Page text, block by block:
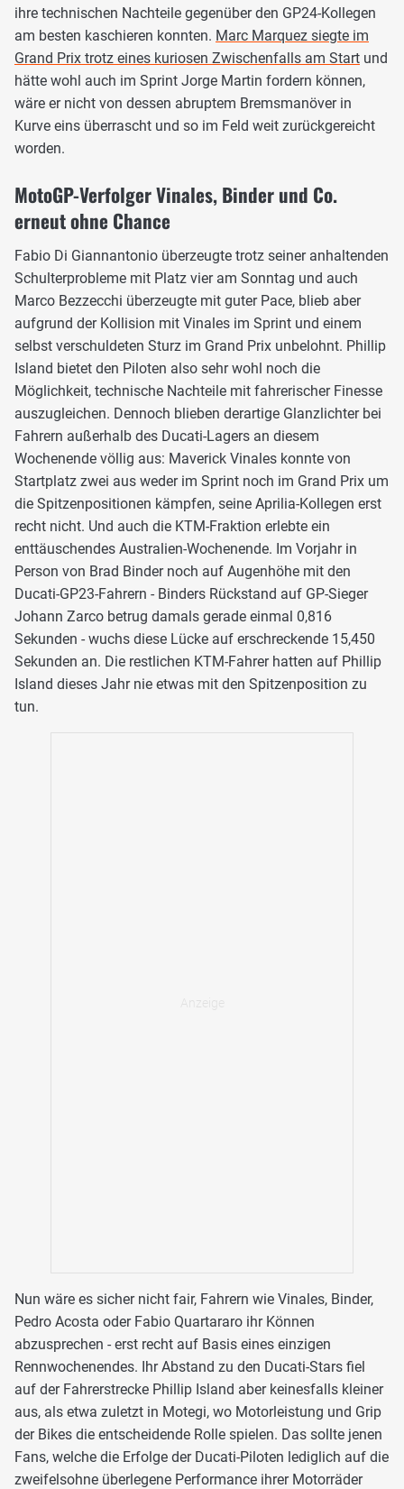
ihre technischen Nachteile gegenüber den GP24-Kollegen
am besten kaschieren konnten. Marc Marquez siegte im
Grand Prix trotz eines kuriosen Zwischenfalls am Start und
hätte wohl auch im Sprint Jorge Martin fordern können,
wäre er nicht von dessen abruptem Bremsmanöver in
Kurve eins überrascht und so im Feld weit zurückgereicht
worden.
MotoGP-Verfolger Vinales, Binder und Co.
erneut ohne Chance
Fabio Di Giannantonio überzeugte trotz seiner anhaltenden
Schulterprobleme mit Platz vier am Sonntag und auch
Marco Bezzecchi überzeugte mit guter Pace, blieb aber
aufgrund der Kollision mit Vinales im Sprint und einem
selbst verschuldeten Sturz im Grand Prix unbelohnt. Phillip
Island bietet den Piloten also sehr wohl noch die
Möglichkeit, technische Nachteile mit fahrerischer Finesse
auszugleichen. Dennoch blieben derartige Glanzlichter bei
Fahrern außerhalb des Ducati-Lagers an diesem
Wochenende völlig aus: Maverick Vinales konnte von
Startplatz zwei aus weder im Sprint noch im Grand Prix um
die Spitzenpositionen kämpfen, seine Aprilia-Kollegen erst
recht nicht. Und auch die KTM-Fraktion erlebte ein
enttäuschendes Australien-Wochenende. Im Vorjahr in
Person von Brad Binder noch auf Augenhöhe mit den
Ducati-GP23-Fahrern - Binders Rückstand auf GP-Sieger
Johann Zarco betrug damals gerade einmal 0,816
Sekunden - wuchs diese Lücke auf erschreckende 15,450
Sekunden an. Die restlichen KTM-Fahrer hatten auf Phillip
Island dieses Jahr nie etwas mit den Spitzenposition zu
tun.
Nun wäre es sicher nicht fair, Fahrern wie Vinales, Binder,
Pedro Acosta oder Fabio Quartararo ihr Können
abzusprechen - erst recht auf Basis eines einzigen
Rennwochenendes. Ihr Abstand zu den Ducati-Stars fiel
auf der Fahrerstrecke Phillip Island aber keinesfalls kleiner
aus, als etwa zuletzt in Motegi, wo Motorleistung und Grip
der Bikes die entscheidende Rolle spielen. Das sollte jenen
Fans, welche die Erfolge der Ducati-Piloten lediglich auf die
zweifelsohne überlegene Performance ihrer Motorräder